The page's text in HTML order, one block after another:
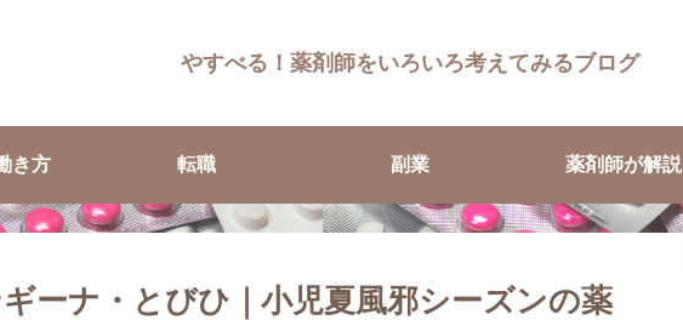
やすべる！薬剤師をいろいろ考えてみるブログ
き方 転職 副業 薬剤師が解説
ーナ・とびひ｜小児夏風邪シーズンの薬